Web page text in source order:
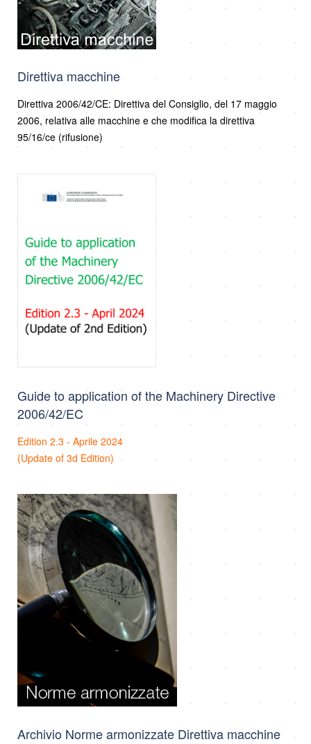
Direttiva macchine
Direttiva 2006/42/CE: Direttiva del Consiglio, del 17 maggio
2006, relativa alle macchine e che modifica la direttiva
95/16/ce (rifusione)
Guide to application of the Machinery Directive
2006/42/EC
Edition 2.3 - Aprile 2024
(Update of 3d Edition)
Archivio Norme armonizzate Direttiva macchine